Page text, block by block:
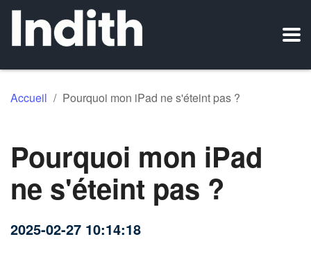
Accueil / Pourquoi mon iPad ne s'éteint pas ?
Pourquoi mon iPad
ne s'éteint pas ?
2025-02-27 10:14:18